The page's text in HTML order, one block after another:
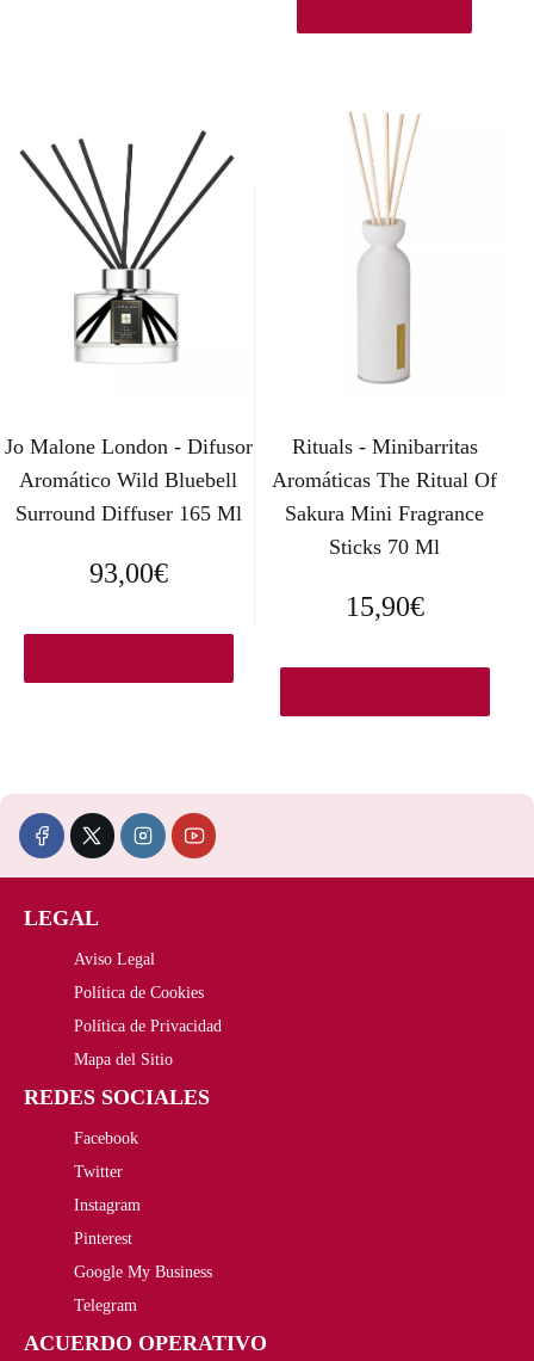
Jo Malone London - Difusor
Aromático Wild Bluebell
Surround Diffuser 165 Ml
93,00€
Rituals - Minibarritas
Aromáticas The Ritual Of
Sakura Mini Fragrance
Sticks 70 Ml
15,90€
LEGAL
Aviso Legal
Política de Cookies
Política de Privacidad
Mapa del Sitio
REDES SOCIALES
Facebook
Twitter
Instagram
Pinterest
Google My Business
Telegram
ACUERDO OPERATIVO